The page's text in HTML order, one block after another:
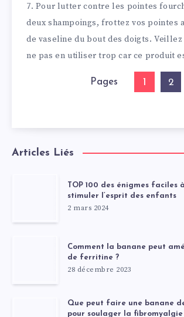
7. Pour lutter contre les pointes
deux shampoings, frottez vos pointes
de vaseline du bout des doigts.
ne pas en utiliser trop car ce produit
Pages 1 2
Articles Liés
TOP 100 des énigmes faciles
stimuler l’esprit des enfants
2 mars 2024
Comment la banane peut
de ferritine ?
28 décembre 2023
Que peut faire une banane
pour soulager la fibromyalgie